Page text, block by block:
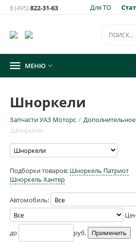
Для ТО
8 (495)822-31-63
 МЕНЮ 
Шноркели
Запчасти УАЗ Моторс /
Шноркели
Подборки товаров: Шноркель Патриот
Шноркель Хантер
Автомобиль:
до
руб.